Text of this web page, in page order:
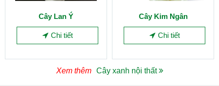
Cây Lan Ý
Chi tiết
Cây Kim Ngân
Chi tiết
Xem thêm Cây xanh nội thất